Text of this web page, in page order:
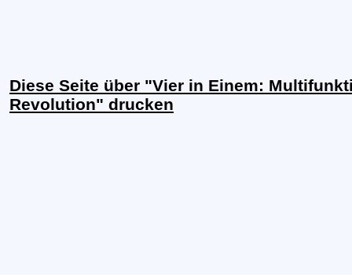
Diese Seite über "Vier in Einem:
Revolution" drucken